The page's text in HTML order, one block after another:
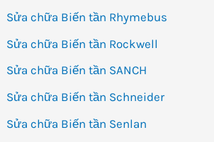
Sửa chữa Biến tần Rhymebus
Sửa chữa Biến tần Rockwell
Sửa chữa Biến tần SANCH
Sửa chữa Biến tần Schneider
Sửa chữa Biến tần Senlan